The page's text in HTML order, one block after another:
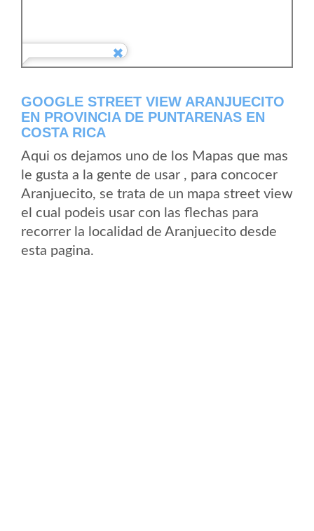
GOOGLE STREET VIEW ARANJUECITO
EN PROVINCIA DE PUNTARENAS EN
COSTA RICA
Aqui os dejamos uno de los Mapas que mas
le gusta a la gente de usar , para concocer
Aranjuecito, se trata de un mapa street view
el cual podeis usar con las flechas para
recorrer la localidad de Aranjuecito desde
esta pagina.